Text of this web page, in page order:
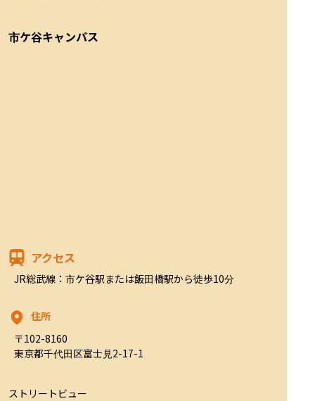
市ケ谷キャンパス
アクセス
JR総武線：市ケ谷駅または飯田橋駅から徒歩10分
住所
〒102-8160
東京都千代田区富士見2-17-1
ストリートビュー